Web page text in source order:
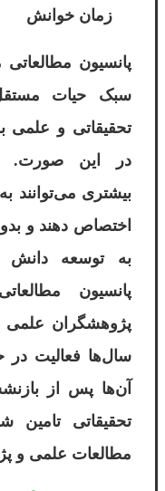
زمان خوانش
پانسیون
سبک حیات
تحقیقاتی و علمی
در این صورت.
بیشتری می‌توانند
اختصاص دهند و
به توسعه
پانسیون
پژوهشگران علمی
سال‌ها فعالیت در
آن‌ها پس از
تحقیقاتی تامین
مطالعات علمی و